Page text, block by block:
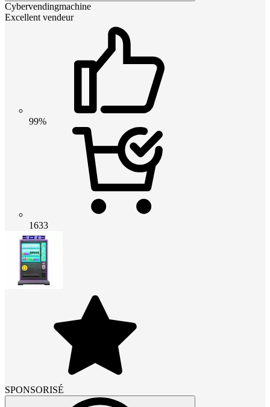
Cybervendingmachine
Excellent vendeur
99%
1633
SPONSORISÉ